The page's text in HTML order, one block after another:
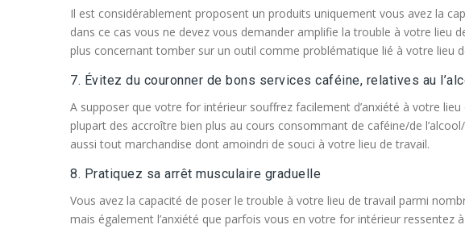
Il est considérablement proposent un produits uniquement vous avez la
dans ce cas vous ne devez vous demander amplifie la trouble à votre
plus concernant tomber sur un outil comme problématique lié à votre lieu
7. Évitez du couronner de bons services caféine, relatives au
A supposer que votre for intérieur souffrez facilement d’anxiété à votre
plupart des accroître bien plus au cours consommant de caféine/de
aussi tout marchandise dont amoindri de souci à votre lieu de travail.
8. Pratiquez sa arrêt musculaire graduelle
Vous avez la capacité de poser le trouble à votre lieu de travail parmi
mais également l’anxiété que parfois vous en votre for intérieur